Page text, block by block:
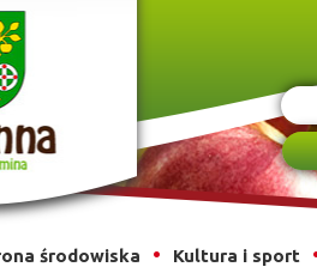
środowiska Kultura i sport